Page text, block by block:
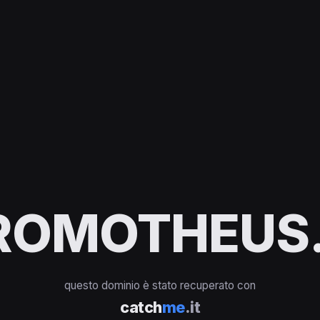
questo dominio è stato recuperato con
catchme.it